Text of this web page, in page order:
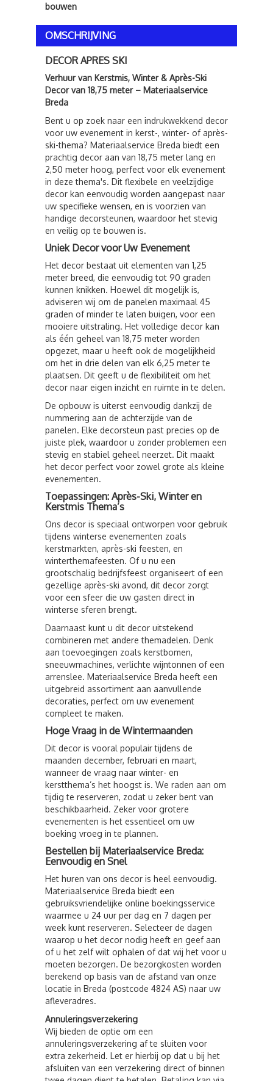
bouwen
OMSCHRIJVING
DECOR APRES SKI
Verhuur van Kerstmis, Winter & Après-Ski
Decor van 18,75 meter – Materiaalservice
Breda
Bent u op zoek naar een indrukwekkend decor
voor uw evenement in kerst-, winter- of après-
ski-thema? Materiaalservice Breda biedt een
prachtig decor aan van 18,75 meter lang en
2,50 meter hoog, perfect voor elk evenement
in deze thema's. Dit flexibele en veelzijdige
decor kan eenvoudig worden aangepast naar
uw specifieke wensen, en is voorzien van
handige decorsteunen, waardoor het stevig
en veilig op te bouwen is.
Uniek Decor voor Uw Evenement
Het decor bestaat uit elementen van 1,25
meter breed, die eenvoudig tot 90 graden
kunnen knikken. Hoewel dit mogelijk is,
adviseren wij om de panelen maximaal 45
graden of minder te laten buigen, voor een
mooiere uitstraling. Het volledige decor kan
als één geheel van 18,75 meter worden
opgezet, maar u heeft ook de mogelijkheid
om het in drie delen van elk 6,25 meter te
plaatsen. Dit geeft u de flexibiliteit om het
decor naar eigen inzicht en ruimte in te delen.
De opbouw is uiterst eenvoudig dankzij de
nummering aan de achterzijde van de
panelen. Elke decorsteun past precies op de
juiste plek, waardoor u zonder problemen een
stevig en stabiel geheel neerzet. Dit maakt
het decor perfect voor zowel grote als kleine
evenementen.
Toepassingen: Après-Ski, Winter en
Kerstmis Thema’s
Ons decor is speciaal ontworpen voor gebruik
tijdens winterse evenementen zoals
kerstmarkten, après-ski feesten, en
winterthemafeesten. Of u nu een
grootschalig bedrijfsfeest organiseert of een
gezellige après-ski avond, dit decor zorgt
voor een sfeer die uw gasten direct in
winterse sferen brengt.
Daarnaast kunt u dit decor uitstekend
combineren met andere themadelen. Denk
aan toevoegingen zoals kerstbomen,
sneeuwmachines, verlichte wijntonnen of een
arrenslee. Materiaalservice Breda heeft een
uitgebreid assortiment aan aanvullende
decoraties, perfect om uw evenement
compleet te maken.
Hoge Vraag in de Wintermaanden
Dit decor is vooral populair tijdens de
maanden december, februari en maart,
wanneer de vraag naar winter- en
kerstthema’s het hoogst is. We raden aan om
tijdig te reserveren, zodat u zeker bent van
beschikbaarheid. Zeker voor grotere
evenementen is het essentieel om uw
boeking vroeg in te plannen.
Bestellen bij Materiaalservice Breda:
Eenvoudig en Snel
Het huren van ons decor is heel eenvoudig.
Materiaalservice Breda biedt een
gebruiksvriendelijke online boekingsservice
waarmee u 24 uur per dag en 7 dagen per
week kunt reserveren. Selecteer de dagen
waarop u het decor nodig heeft en geef aan
of u het zelf wilt ophalen of dat wij het voor u
moeten bezorgen. De bezorgkosten worden
berekend op basis van de afstand van onze
locatie in Breda (postcode 4824 AS) naar uw
afleveradres.
Annuleringsverzekering
Wij bieden de optie om een
annuleringsverzekering af te sluiten voor
extra zekerheid. Let er hierbij op dat u bij het
afsluiten van een verzekering direct of binnen